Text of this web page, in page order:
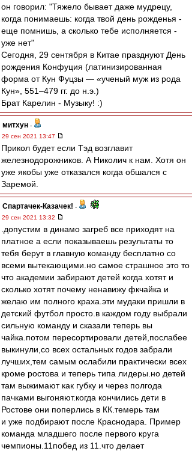
он говорил: "Тяжело бывает даже мудрецу,
когда понимаешь: когда твой день рожденья -
еще помнишь, а сколько тебе исполняется -
уже нет"
Сегодня, 29 сентября в Китае празднуют День
рождения Конфуция (латинизированная
форма от Кун Фуцзы — «ученый муж из рода
Кун», 551–479 гг. до н.э.)
Брат Карелин - Музыку! :)
митхун -
29 сен 2021 13:47
Прикол будет если Тэд возглавит
железнодорожников. А Николич к нам. Хотя он
уже якобы уже отказался когда обшался с
Заремой.
Спартачек-Казачек! -
29 сен 2021 13:32
.допустим в динамо загреб все приходят на
платное а если показываешь результаты то
тебя берут в главную команду бесплатно со
всеми вытекающими.но самое страшное это то
что академии забирают детей когда хотят и
сколько хотят почему ненавижу фкчайка и
желаю им полного краха.эти мудаки пришли в
детский футбол просто.в каждом году выбрали
сильную команду и сказали теперь вы
чайка.потом пересортировали детей,послабее
выкинули,со всех остальных годов забрали
лучших,тем самым ослабили практически всех
кроме ростова и теперь типа лидеры.но детей
там выжимают как губку и через полгода
пачками выгоняют.когда кончились дети в
Ростове они поперлись в КК.темерь там
и уже подбирают после Краснодара. Пример
команда младшего после первого круга
чемпионы.11побед из 11.что делает